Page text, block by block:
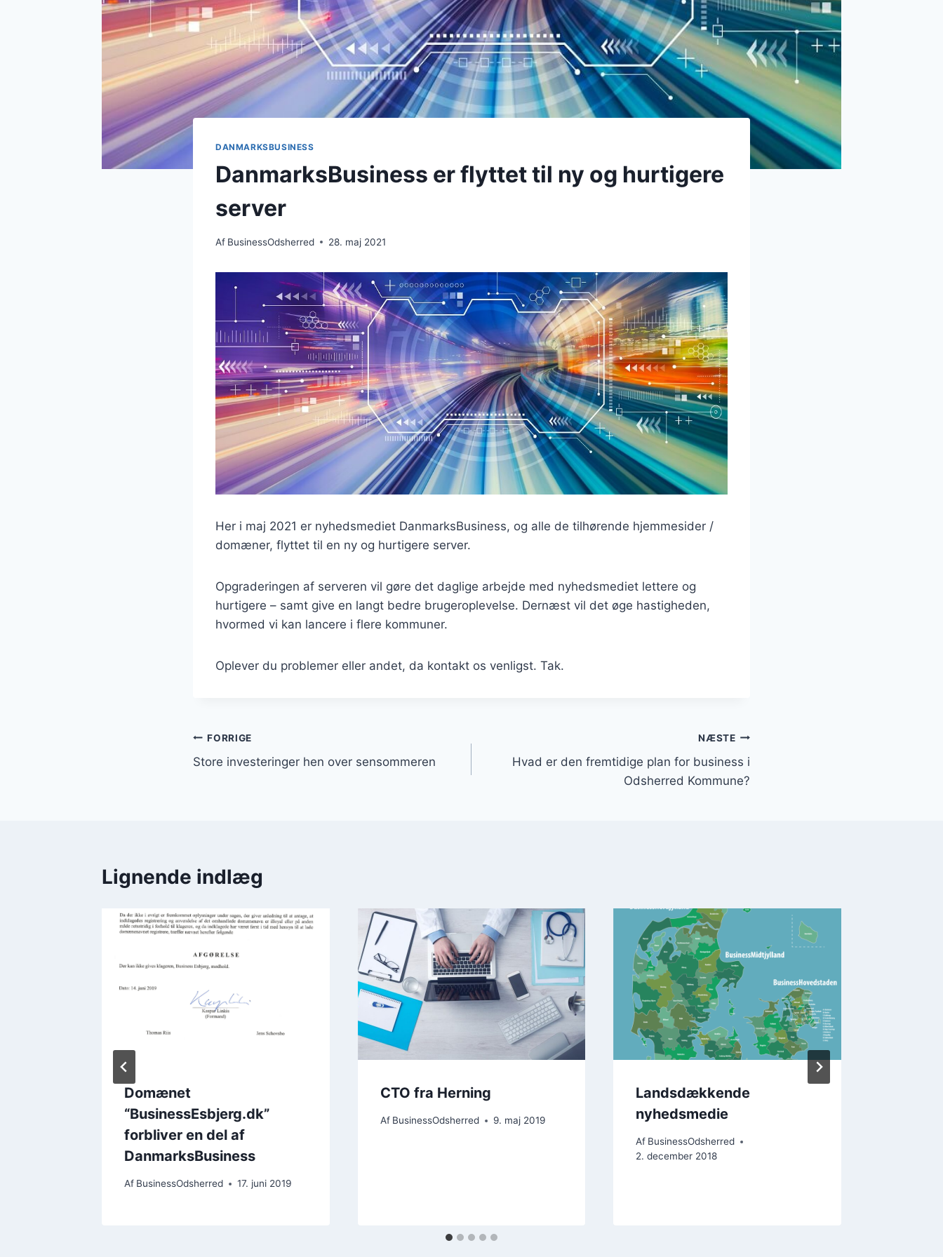
DANMARKSBUSINESS
DanmarksBusiness er flyttet til ny og hurtigere
server
Af BusinessOdsherred 28. maj 2021
Her i maj 2021 er nyhedsmediet DanmarksBusiness, og alle de tilhørende hjemmesider /
domæner, flyttet til en ny og hurtigere server.
Opgraderingen af serveren vil gøre det daglige arbejde med nyhedsmediet lettere og
hurtigere – samt give en langt bedre brugeroplevelse. Dernæst vil det øge hastigheden,
hvormed vi kan lancere i flere kommuner.
Oplever du problemer eller andet, da kontakt os venligst. Tak.
Indlægsnavigation
FORRIGE
Store investeringer hen over sensommeren
NÆSTE
Hvad er den fremtidige plan for business i
Odsherred Kommune?
Lignende indlæg
Domænet
“BusinessEsbjerg.dk”
forbliver en del af
DanmarksBusiness
Af BusinessOdsherred 17. juni 2019
CTO fra Herning
Af BusinessOdsherred 9. maj 2019
Landsdækkende
nyhedsmedie
Af BusinessOdsherred
2. december 2018